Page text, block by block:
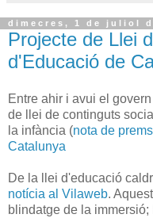
dimecres, 1 de juliol
Projecte de Llei
d'Educació de
Entre ahir i avui el
de llei de continguts
la infància (nota de
Catalunya
De la llei d'educació
notícia al Vilaweb.
blindatge de la